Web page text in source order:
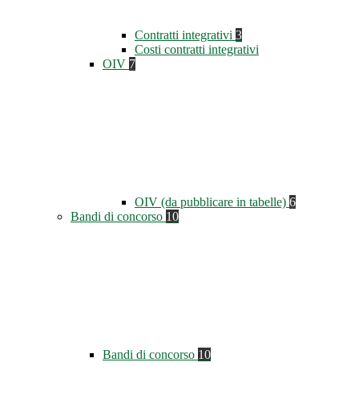
Contratti integrativi 3
Costi contratti integrativi
OIV 7
OIV (da pubblicare in tabelle) 6
Bandi di concorso 10
Bandi di concorso 10